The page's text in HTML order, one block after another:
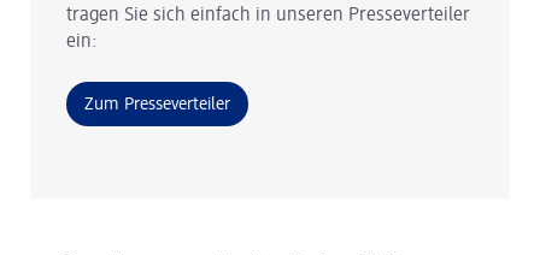
tragen Sie sich einfach in unseren Presseverteiler
ein:
Zum Presseverteiler